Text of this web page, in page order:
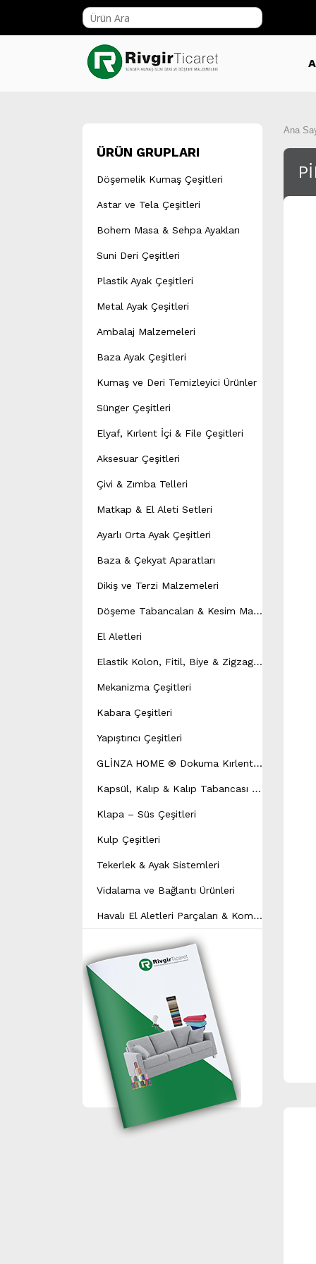
ÜRÜN GRUPLARI
Döşemelik Kumaş Çeşitleri
Astar ve Tela Çeşitleri
Bohem Masa & Sehpa Ayakları
Suni Deri Çeşitleri
Plastik Ayak Çeşitleri
Metal Ayak Çeşitleri
Ambalaj Malzemeleri
Baza Ayak Çeşitleri
Kumaş ve Deri Temizleyici Ürünler
Sünger Çeşitleri
Elyaf, Kırlent İçi & File Çeşitleri
Aksesuar Çeşitleri
Çivi & Zımba Telleri
Matkap & El Aleti Setleri
Ayarlı Orta Ayak Çeşitleri
Baza & Çekyat Aparatları
Dikiş ve Terzi Malzemeleri
D
öşeme Tabancaları & Kesim Makineleri
El Aletleri
E
lastik Kolon, Fitil, Biye & Zigzag Yay Çeşitleri
Mekanizma Çeşitleri
Kabara Çeşitleri
Yapıştırıcı Çeşitleri
G
LİNZA HOME ® Dokuma Kırlent Modeli
K
apsül, Kalıp & Kalıp Tabancası Çeşitleri
Klapa – Süs Çeşitleri
Kulp Çeşitleri
Tekerlek & Ayak Sistemleri
Vidalama ve Bağlantı Ürünleri
H
avalı El Aletleri Parçaları & Kompresör Yedek Parçaları
Ana